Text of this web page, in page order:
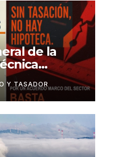
de la
de los
Y TASADOR